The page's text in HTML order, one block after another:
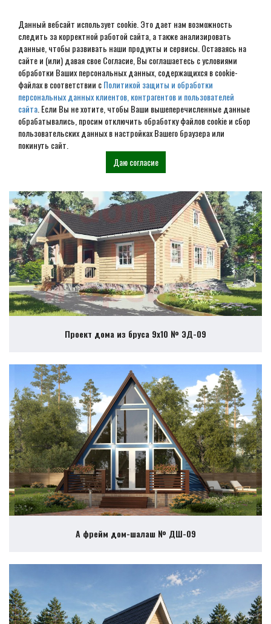
Данный вебсайт использует cookie. Это дает нам возможность
следить за корректной работой сайта, а также анализировать
данные, чтобы развивать наши продукты и сервисы. Оставаясь на
сайте и (или) давая свое Согласие, Вы соглашаетесь с условиями
обработки Ваших персональных данных, содержащихся в cookie-
файлах в соответствии сПолитикой защиты и обработки
персональных данных клиентов, контрагентов и пользователей
сайта . Если Вы не хотите, чтобы Ваши вышеперечисленные данные
обрабатывались, просим отключить обработку файлов cookie и сбор
пользовательских данных в настройках Вашего браузера или
покинуть сайт.
Даю согласие
Дом из бревна под ключ в
Торопце
Наши проекты
Проект дома из бруса 9х10 № ЭД-09
А фрейм дом-шалаш № ДШ-09